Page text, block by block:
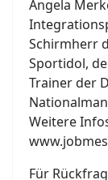
Angela
Schirmherr
Sportidol,
Trainer der
Weitere
Für